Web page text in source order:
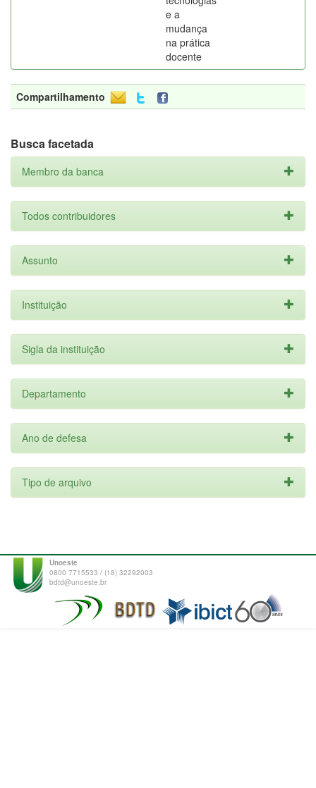
e a
mudança
na prática
docente
Compartilhamento
Busca facetada
Membro da banca
Todos contribuidores
Assunto
Instituição
Sigla da instituição
Departamento
Ano de defesa
Tipo de arquivo
Unoeste
0800 7715533 / (18) 32292003
bdtd@unoeste.br